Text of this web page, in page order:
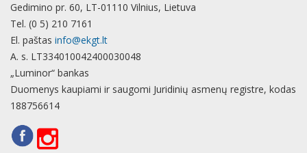
Gedimino pr. 60, LT-01110 Vilnius, Lietuva
Tel. (0 5) 210 7161
El. paštas info@ekgt.lt
A. s. LT334010042400030048
„Luminor“ bankas
Duomenys kaupiami ir saugomi Juridinių asmenų registre, kodas
188756614